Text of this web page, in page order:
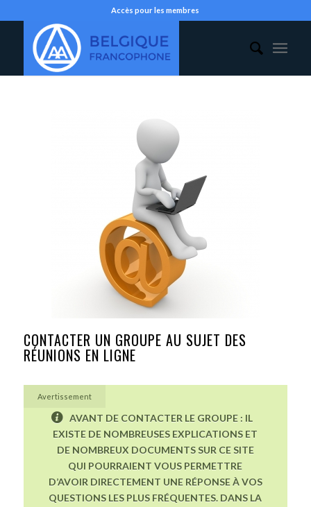
Accès pour les membres
CONTACTER UN GROUPE AU SUJET DES
RÉUNIONS EN LIGNE
Avertissement
AVANT DE CONTACTER LE GROUPE : IL
EXISTE DE NOMBREUSES EXPLICATIONS ET
DE NOMBREUX DOCUMENTS SUR CE SITE
QUI POURRAIENT VOUS PERMETTRE
D’AVOIR DIRECTEMENT UNE RÉPONSE À VOS
QUESTIONS LES PLUS FRÉQUENTES. DANS LA